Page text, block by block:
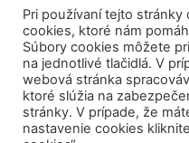
Pri používaní tejto stránky
cookies, ktoré nám
Súbory cookies môžete
na jednotlivé tlačidlá. V
webová stránka
ktoré slúžia na
stránky. V prípade, že
nastavenie cookies